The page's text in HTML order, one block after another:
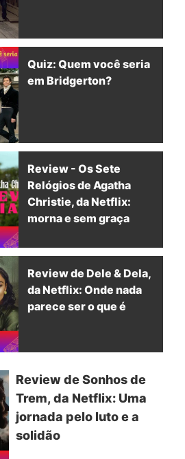
Quiz: Quem você seria
em Bridgerton?
Review - Os Sete
Relógios de Agatha
Christie, da Netflix:
morna e sem graça
Review de Dele & Dela,
da Netflix: Onde nada
parece ser o que é
Review de Sonhos de
Trem, da Netflix: Uma
jornada pelo luto e a
solidão